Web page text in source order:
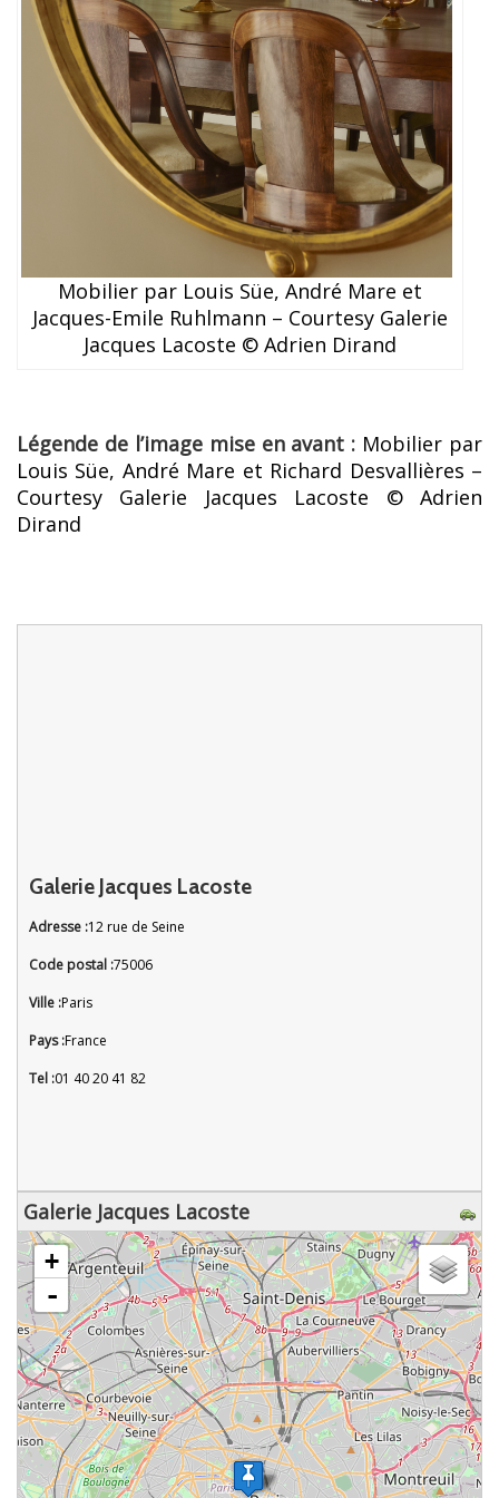
Mobilier par Louis Süe, André Mare et
Jacques-Emile Ruhlmann – Courtesy Galerie
Jacques Lacoste © Adrien Dirand
Légende de l’image mise en avant : Mobilier par
Louis Süe, André Mare et Richard Desvallières –
Courtesy Galerie Jacques Lacoste © Adrien
Dirand
Galerie Jacques Lacoste
Adresse :12 rue de Seine
Code postal :75006
Ville :Paris
Pays :France
Tel :01 40 20 41 82
Galerie Jacques Lacoste
chargement de la carte - veuillez patienter...
+
-